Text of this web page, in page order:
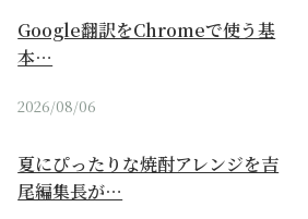
Google翻訳をChromeで使う基
本…
2026/08/06
夏にぴったりな焼酎アレンジを吉
尾編集長が…